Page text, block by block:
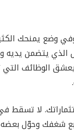
يمنحك
يتضمن يديه
يعشق الوظائف
لا تسقط
شغفك وحوّل